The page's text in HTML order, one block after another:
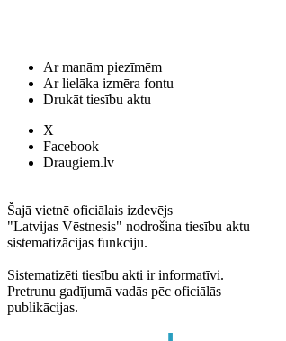
Ar manām piezīmēm
Ar lielāka izmēra fontu
Drukāt tiesību aktu
X
Facebook
Draugiem.lv
Šajā vietnē oficiālais izdevējs
"Latvijas Vēstnesis" nodrošina tiesību aktu
sistematizācijas funkciju.
Sistematizēti tiesību akti ir informatīvi.
Pretrunu gadījumā vadās pēc oficiālās
publikācijas.